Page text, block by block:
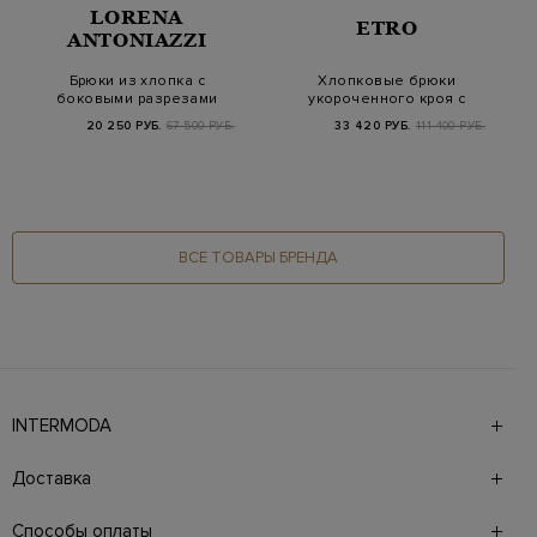
LORENA
ANTONIAZZI
Брюки из хлопка с
боковыми разрезами
на кнопках
20 250 РУБ. 67 500 РУБ.
ETRO
Хлопковые брюки
укороченного кроя с
шевронным узором
и…
33 420 РУБ. 111 400 РУБ.
ВСЕ ТОВАРЫ БРЕНДА
INTERMODA
брендов на 4 этажах в самом центре города. На сайте
также презентованы новинки с последних показов и
доступны бесплатная услуга примерки, подробная
Доставка
службой СДЭК, DHL при 100% предоплате. Возможные
Способы оплаты